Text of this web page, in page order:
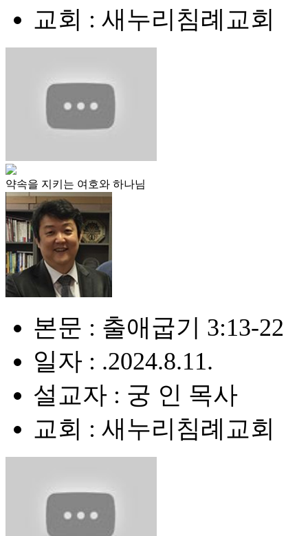
교회 : 새누리침례교회
약속을 지키는 여호와 하나님
본문 : 출애굽기 3:13-22
일자 : .2024.8.11.
설교자 : 궁 인 목사
교회 : 새누리침례교회